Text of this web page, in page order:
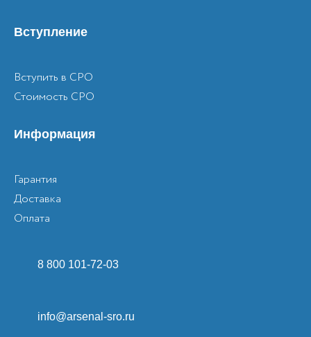
Вступление
Вступить в СРО
Стоимость СРО
Информация
Гарантия
Доставка
Оплата
8 800 101-72-03
info@arsenal-sro.ru